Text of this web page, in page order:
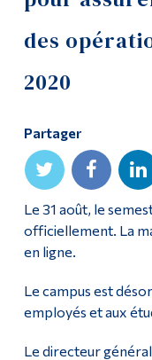
des
2020
Partager
Le 31 août, le
officiellement. La
en ligne.
Le campus est
employés et aux
Le directeur